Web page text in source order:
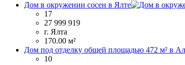
Дом в окружении сосен в Ялте
17
27 999 919
г. Ялта
170.00 м²
Дом под отделку общей площадью 472 м² в
10